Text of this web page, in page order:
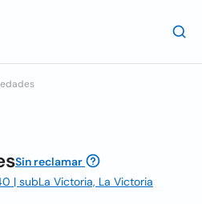
Sin reclamar
| subLa Victoria, La Victoria